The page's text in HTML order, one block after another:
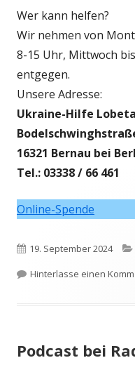
Wer kann helfen?
Wir nehmen von
8-15 Uhr, Mittwoch
entgegen.
Unsere Adresse:
Ukraine-Hilfe
16321 Bernau bei
Tel.: 03338 / 66 461
Online-Spende
Veröffentlicht
am
19. September 2024
Hinterlasse einen
Podcast bei